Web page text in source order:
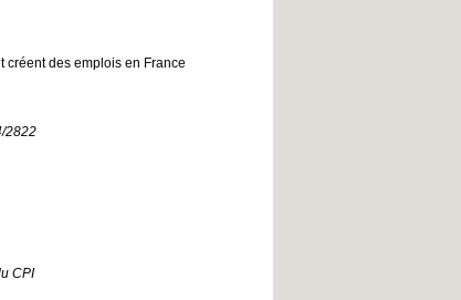
créent des emplois en France
2822
CPI